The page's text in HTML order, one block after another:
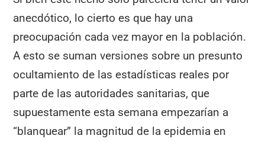
anecdótico, lo cierto es que hay una
preocupación cada vez mayor en la población.
A esto se suman versiones sobre un presunto
ocultamiento de las estadísticas reales por
parte de las autoridades sanitarias, que
supuestamente esta semana empezarían a
“blanquear” la magnitud de la epidemia en